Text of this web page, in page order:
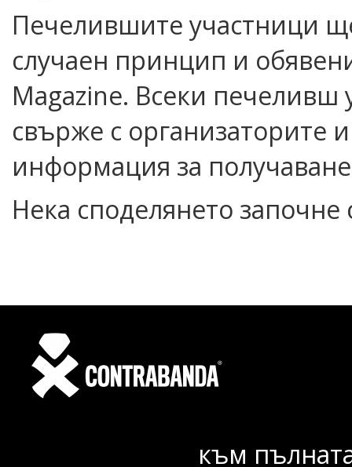
Печелившите участници
случаен принцип и
Magazine. Всеки печеливш
свърже с организаторите
информация за
Нека споделянето започне
към